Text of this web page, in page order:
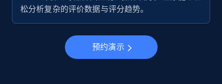
using specific category URL
URL, Final price, Sku, Currency, Gtin,
Specifications, Image urls, Top reviews, and
松分析复杂的评价数据与评分趋势。
预约演示